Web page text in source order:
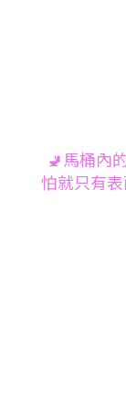
🚽馬桶內
怕就只有